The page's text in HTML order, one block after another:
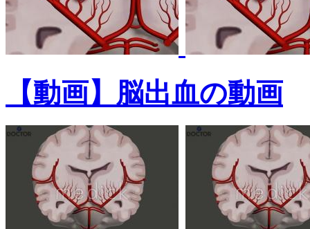
【動画】脳出血の動画